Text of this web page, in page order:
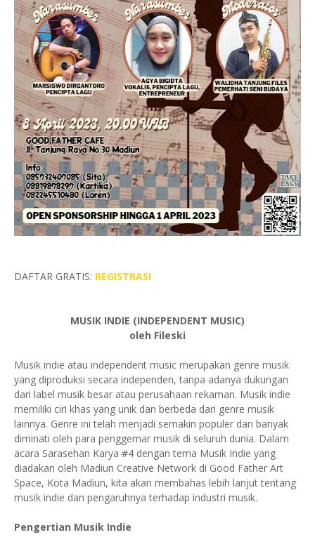
DAFTAR GRATIS: REGISTRASI
MUSIK INDIE (INDEPENDENT MUSIC)
oleh Fileski
Musik indie atau independent music merupakan genre musik
yang diproduksi secara independen, tanpa adanya dukungan
dari label musik besar atau perusahaan rekaman. Musik indie
memiliki ciri khas yang unik dan berbeda dari genre musik
lainnya. Genre ini telah menjadi semakin populer dan banyak
diminati oleh para penggemar musik di seluruh dunia. Dalam
acara Sarasehan Karya #4 dengan tema Musik Indie yang
diadakan oleh Madiun Creative Network di Good Father Art
Space, Kota Madiun, kita akan membahas lebih lanjut tentang
musik indie dan pengaruhnya terhadap industri musik.
Pengertian Musik Indie